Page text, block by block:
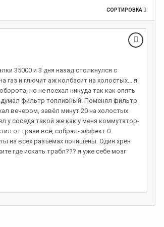
СОРТИРОВКА
35000 и 3 дня назад столкнулся с
газ и глючит аж колбасит на холостых... я
но не поехал никуда так как опять
думал фильтр топливный. Поменял фильтр
вечером, завёл минут 20 на холостых
у соседа такой же как у меня коммутатор-
от грязи всё, собрал- эффект 0.
на всех разъёмах почищены. Один хрен
где искать трабл??? я уже себе мозг